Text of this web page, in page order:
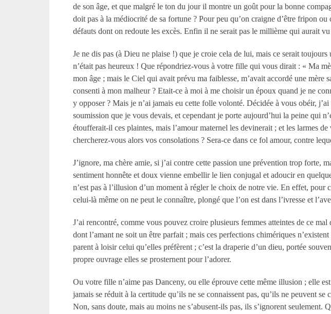
de son âge, et que malgré le ton du jour il montre un goût pour la bonne
doit pas à la médiocrité de sa fortune ? Pour peu qu’on craigne d’être fripon
défauts dont on redoute les excès. Enfin il ne serait pas le millième qui aurait
Je ne dis pas (à Dieu ne plaise !) que je croie cela de lui, mais ce serait
n’était pas heureux ! Que répondriez-vous à votre fille qui vous dirait : « Ma
mon âge ; mais le Ciel qui avait prévu ma faiblesse, m’avait accordé une
consenti à mon malheur ? Etait-ce à moi à me choisir un époux quand je ne
y opposer ? Mais je n’ai jamais eu cette folle volonté. Décidée à vous obéir,
soumission que je vous devais, et cependant je porte aujourd’hui la peine qui
étoufferait-il ces plaintes, mais l’amour maternel les devinerait ; et les larmes
chercherez-vous alors vos consolations ? Sera-ce dans ce fol amour, contre
J’ignore, ma chère amie, si j’ai contre cette passion une prévention trop forte,
sentiment honnête et doux vienne embellir le lien conjugal et adoucir en
n’est pas à l’illusion d’un moment à régler le choix de notre vie. En effet,
celui-là même on ne peut le connaître, plongé que l’on est dans l’ivresse et
J’ai rencontré, comme vous pouvez croire plusieurs femmes atteintes de ce
dont l’amant ne soit un être parfait ; mais ces perfections chimériques
parent à loisir celui qu’elles préfèrent ; c’est la draperie d’un dieu, portée
propre ouvrage elles se prosternent pour l’adorer.
Ou votre fille n’aime pas Danceny, ou elle éprouve cette même illusion ; elle
jamais se réduit à la certitude qu’ils ne se connaissent pas, qu’ils ne peuvent
Non, sans doute, mais au moins ne s’abusent-ils pas, ils s’ignorent seulement.